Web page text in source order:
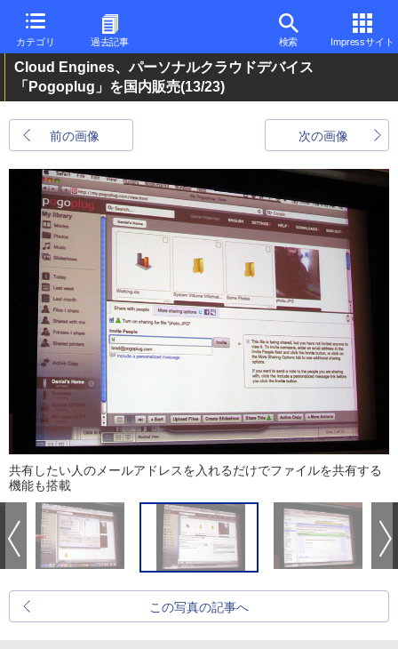
カテゴリ 過去記事 検索 Impressサイト
Cloud Engines、パーソナルクラウドデバイス
「Pogoplug」を国内販売(13/23)
前の画像 次の画像
共有したい人のメールアドレスを入れるだけでファイルを共有する
機能も搭載
この写真の記事へ